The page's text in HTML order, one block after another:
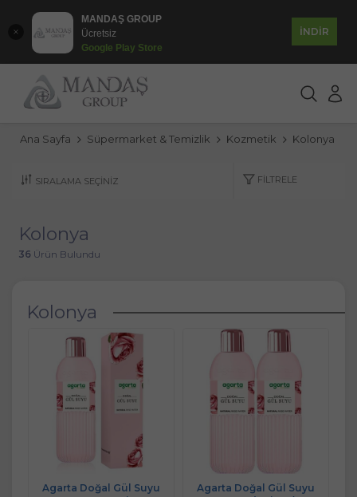
MANDAŞ GROUP
Ücretsiz
Google Play Store
İNDİR
Ana Sayfa Süpermarket & Temizlik Kozmetik Kolonya
FILTRELE
Kolonya
36 Ürün Bulundu
Kolonya
Agarta Doğal Gül Suyu
Agarta Doğal Gül Suyu